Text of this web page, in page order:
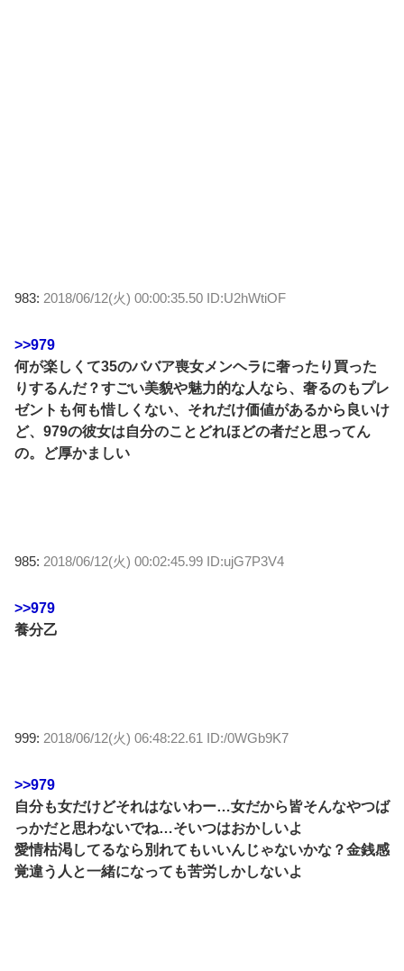
983: 2018/06/12(火) 00:00:35.50 ID:U2hWtiOF
>>979
何が楽しくて35のババア喪女メンヘラに奢ったり買った
りするんだ？すごい美貌や魅力的な人なら、奢るのもプレ
ゼントも何も惜しくない、それだけ価値があるから良いけ
ど、979の彼女は自分のことどれほどの者だと思ってん
の。ど厚かましい
985: 2018/06/12(火) 00:02:45.99 ID:ujG7P3V4
>>979
養分乙
999: 2018/06/12(火) 06:48:22.61 ID:/0WGb9K7
>>979
自分も女だけどそれはないわー…女だから皆そんなやつば
っかだと思わないでね…そいつはおかしいよ
愛情枯渇してるなら別れてもいいんじゃないかな？金銭感
覚違う人と一緒になっても苦労しかしないよ